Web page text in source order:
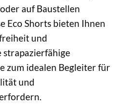
auf Baustellen
Eco Shorts bieten Ihnen
und
zum idealen Begleiter für
und